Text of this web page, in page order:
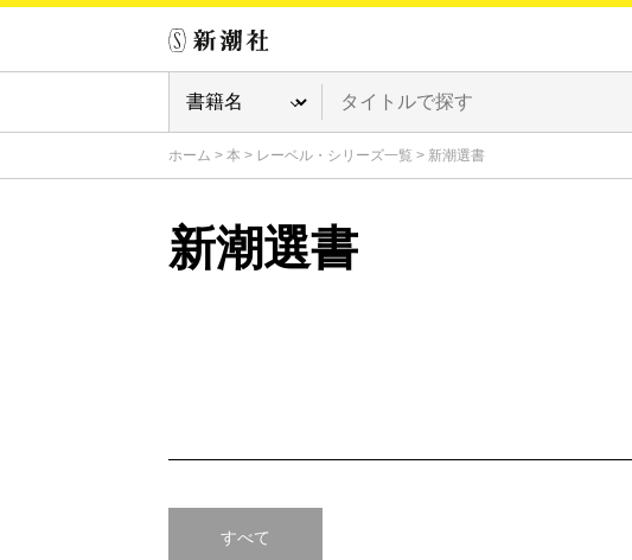
ホーム > 本 > レーベル・シリーズ一覧 > 新潮選書
新潮選書
すべて